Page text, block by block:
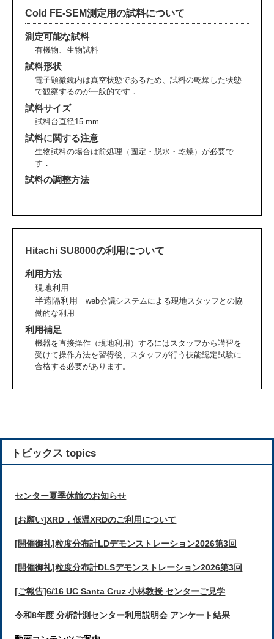
Cold FE-SEM測定用の試料について
測定可能な試料
有機物、生物試料
試料形状
電子顕微鏡内は真空状態であるため、試料の乾燥した状態
で観察するのが一般的です．
試料サイズ
試料台直径15 mm
試料に関する注意
生物試料の場合は前処理（固定・脱水・乾燥）が必要で
す．
試料の調整方法
Hitachi SU8000の利用について
利用方法
現地利用
半遠隔利用
web会議システムによる現地スタッフとの協
働的な利用
利用補足
機器を直接操作（現地利用）するにはスタッフから講習を
受けて操作方法を習得後、スタッフが行う技能認定試験に
合格する必要があります。
トピックス topics
センター夏季休館のお知らせ
[お願い]XRD，低温XRDのご利用について
[開催御礼]粒度分布計LDデモンストレーション2026第3回
[開催御礼]粒度分布計DLSデモンストレーション2026第3回
[ご報告]6/16 UC Santa Cruz 小林教授 センターご見学
令和8年度 分析計測センター利用説明会 アンケート結果